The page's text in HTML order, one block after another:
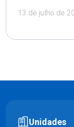
13 de julho de
Unidades